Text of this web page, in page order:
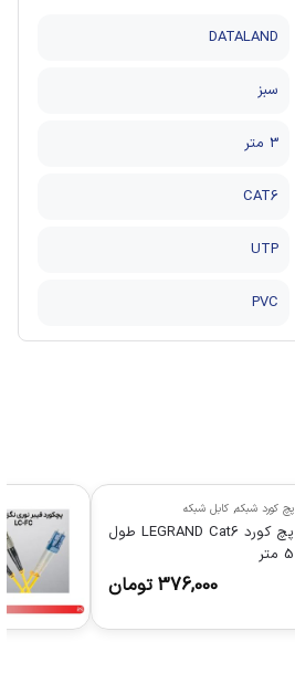
DATALAND
سبز
3 متر
CAT6
UTP
PVC
پچ کورد شبکه, کابل شبکه
پچ کورد LEGRAND Cat6 طول
5 متر
376,000 تومان